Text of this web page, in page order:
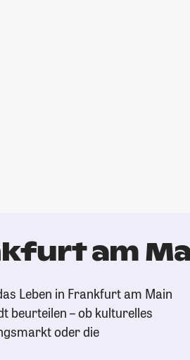
am
Leben in Frankfurt am Main
beurteilen – ob kulturelles
oder die